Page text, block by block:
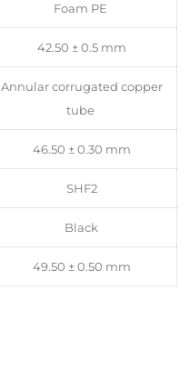
Foam PE
42.50 ± 0.5 mm
Annular corrugated copper
tube
46.50 ± 0.30 mm
SHF2
Black
49.50 ± 0.50 mm